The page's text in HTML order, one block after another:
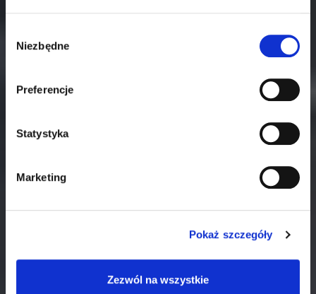
zgody
Niezbędne
Preferencje
Statystyka
Marketing
Pokaż szczegóły
Zezwól na wszystkie
Dlaczego warto odwiedzić
nasze stoisko?
Największe Targi innowacji dla przemysłu